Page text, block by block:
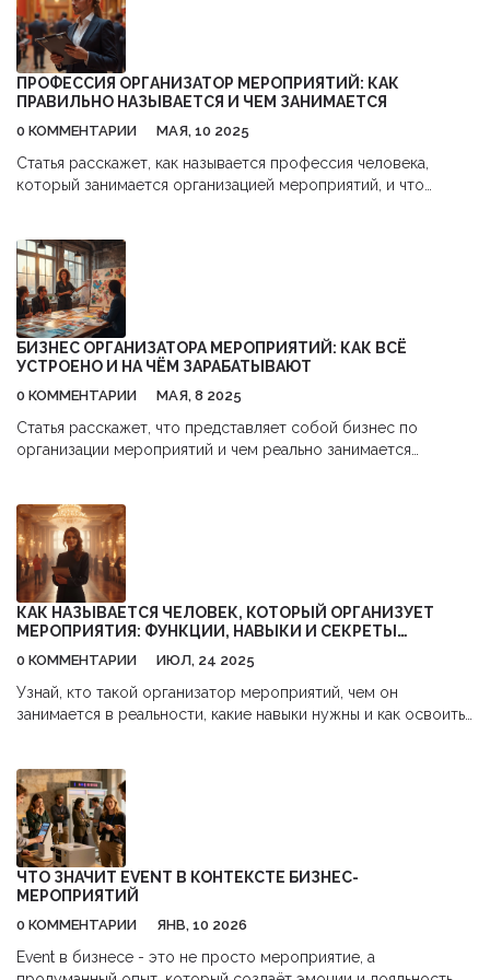
ПРОФЕССИЯ ОРГАНИЗАТОР МЕРОПРИЯТИЙ: КАК
ПРАВИЛЬНО НАЗЫВАЕТСЯ И ЧЕМ ЗАНИМАЕТСЯ
0 КОММЕНТАРИИ МАЯ, 10 2025
Статья расскажет, как называется профессия человека,
который занимается организацией мероприятий, и что
навыки нужны для этой работы. Особое внимание уделено
нюансам организации бизнес-мероприятий и актуальным
требованиям рынка. Приведены реальные советы, как начать
карьеру и какие есть перспективы. Будет полезно тем, кто
задумывается о работе в этой сфере или хочет узнать, кому
доверять организацию события.
БИЗНЕС ОРГАНИЗАТОРА МЕРОПРИЯТИЙ: КАК ВСЁ
УСТРОЕНО И НА ЧЁМ ЗАРАБАТЫВАЮТ
0 КОММЕНТАРИИ МАЯ, 8 2025
Статья расскажет, что представляет собой бизнес по
организации мероприятий и чем реально занимается
Объясним, как продвигать услуги на рынке и какие навыки
точно пригодятся. Поговорим о типичных ошибках и дадим
советы, которые работают. Подходит для тех, кто думает о
старте или хочет понять закулисье этого бизнеса.
КАК НАЗЫВАЕТСЯ ЧЕЛОВЕК, КОТОРЫЙ ОРГАНИЗУЕТ
МЕРОПРИЯТИЯ: ФУНКЦИИ, НАВЫКИ И СЕКРЕТЫ
0 КОММЕНТАРИИ ИЮЛ, 24 2025
Узнай, кто такой организатор мероприятий, чем он
занимается в реальности, какие навыки нужны и как освоить
ЧТО ЗНАЧИТ EVENT В КОНТЕКСТЕ БИЗНЕС-
МЕРОПРИЯТИЙ
0 КОММЕНТАРИИ ЯНВ, 10 2026
Event в бизнесе - это не просто мероприятие, а